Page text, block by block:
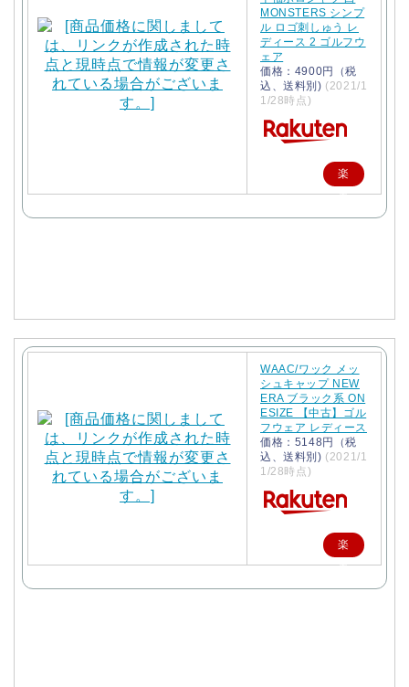
MONSTERS シンプ
ル ロゴ刺しゅう レ
ディース 2 ゴルフウ
ェア
価格：4900円（税
込、送料別) (2021/1
1/28時点)
楽
天
WAAC/ワック メッ
シュキャップ NEW
ERA ブラック系 ON
ESIZE 【中古】ゴル
フウェア レディース
価格：5148円（税
込、送料別) (2021/1
1/28時点)
楽
天